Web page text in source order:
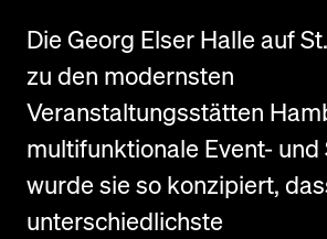
Die Georg Elser Halle auf
zu den modernsten
Veranstaltungsstätten
multifunktionale Event- und
wurde sie so konzipiert,
unterschiedlichste